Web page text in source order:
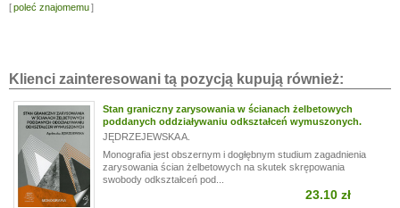
[poleć znajomemu]
Klienci zainteresowani tą pozycją kupują również:
Stan graniczny zarysowania w ścianach żelbetowych
poddanych oddziaływaniu odkształceń wymuszonych.
JĘDRZEJEWSKA A.
Monografia jest obszernym i dogłębnym studium zagadnienia
zarysowania ścian żelbetowych na skutek skrępowania
swobody odkształceń pod...
23.10 zł